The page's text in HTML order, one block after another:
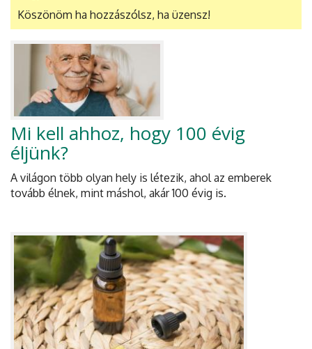
Köszönöm ha hozzászólsz, ha üzensz!
Mi kell ahhoz, hogy 100 évig
éljünk?
A világon több olyan hely is létezik, ahol az emberek
tovább élnek, mint máshol, akár 100 évig is.